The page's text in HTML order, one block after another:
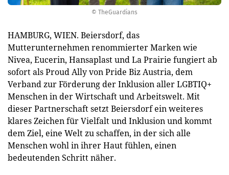
© TheGuardians
HAMBURG, WIEN. Beiersdorf, das
Mutterunternehmen renommierter Marken wie
Nivea, Eucerin, Hansaplast und La Prairie fungiert ab
sofort als Proud Ally von Pride Biz Austria, dem
Verband zur Förderung der Inklusion aller LGBTIQ+
Menschen in der Wirtschaft und Arbeitswelt. Mit
dieser Partnerschaft setzt Beiersdorf ein weiteres
klares Zeichen für Vielfalt und Inklusion und kommt
dem Ziel, eine Welt zu schaffen, in der sich alle
Menschen wohl in ihrer Haut fühlen, einen
bedeutenden Schritt näher.